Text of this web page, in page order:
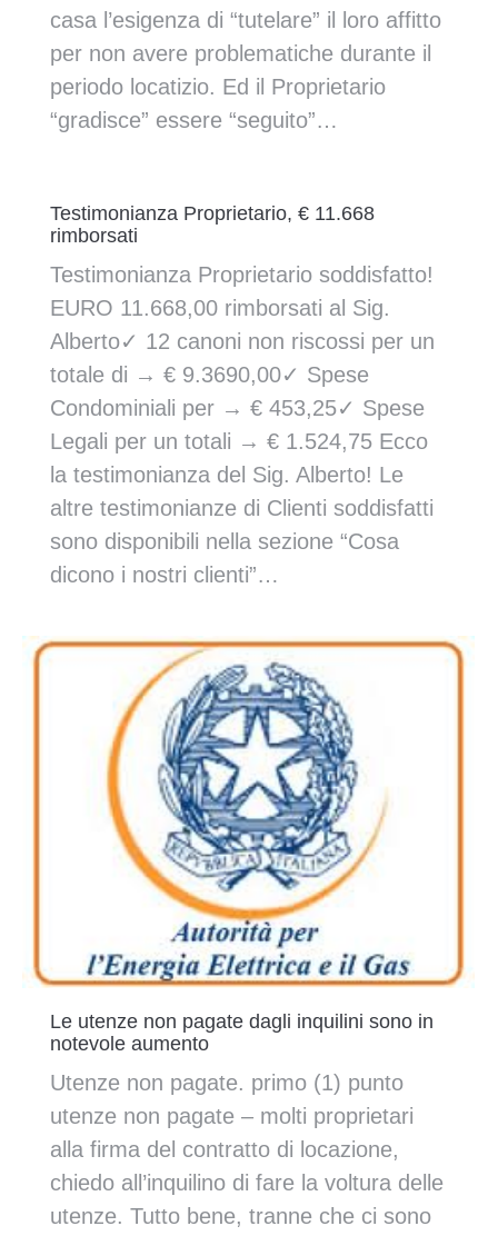
casa l’esigenza di “tutelare” il loro affitto
per non avere problematiche durante il
periodo locatizio. Ed il Proprietario
“gradisce” essere “seguito”…
Testimonianza Proprietario, € 11.668
rimborsati
Testimonianza Proprietario soddisfatto!
EURO 11.668,00 rimborsati al Sig.
Alberto✓ 12 canoni non riscossi per un
totale di → € 9.3690,00✓ Spese
Condominiali per → € 453,25✓ Spese
Legali per un totali → € 1.524,75 Ecco
la testimonianza del Sig. Alberto! Le
altre testimonianze di Clienti soddisfatti
sono disponibili nella sezione “Cosa
dicono i nostri clienti”…
Le utenze non pagate dagli inquilini sono in
notevole aumento
Utenze non pagate. primo (1) punto
utenze non pagate – molti proprietari
alla firma del contratto di locazione,
chiedo all’inquilino di fare la voltura delle
utenze. Tutto bene, tranne che ci sono